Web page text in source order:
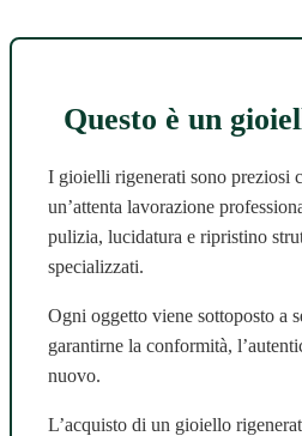
Questo è un
I gioielli rigenerati sono preziosi
un’attenta lavorazione
pulizia, lucidatura e ripristino
specializzati.
Ogni oggetto viene sottoposto a
garantirne la conformità,
nuovo.
L’acquisto di un gioiello